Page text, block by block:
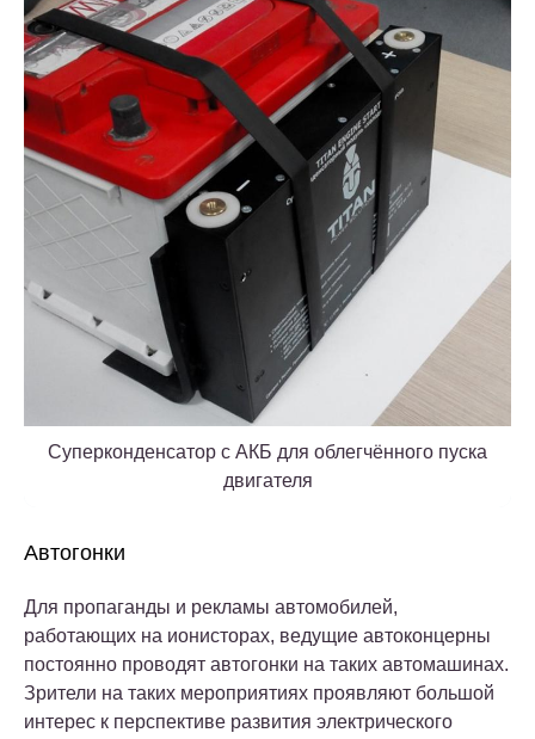
Суперконденсатор с АКБ для облегчённого пуска
двигателя
Автогонки
Для пропаганды и рекламы автомобилей,
работающих на ионисторах, ведущие автоконцерны
постоянно проводят автогонки на таких автомашинах.
Зрители на таких мероприятиях проявляют большой
интерес к перспективе развития электрического